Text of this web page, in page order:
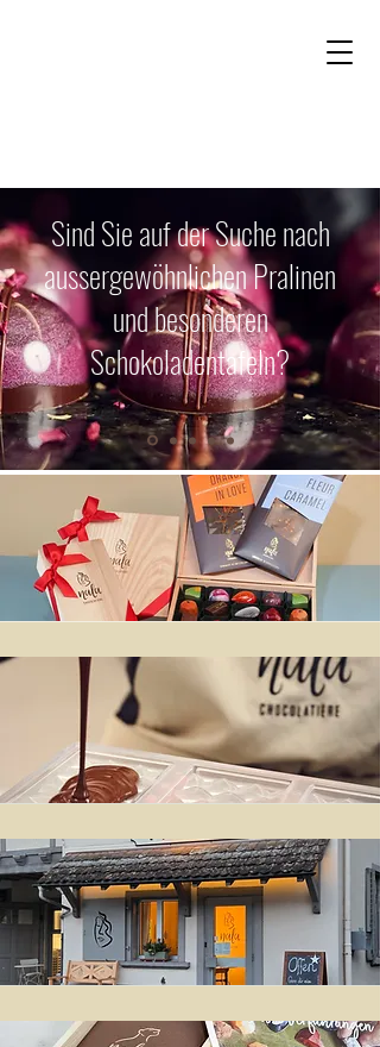
Sind Sie auf der Suche nach
aussergewöhnlichen Pralinen
und besonderen
Schokoladentafeln?